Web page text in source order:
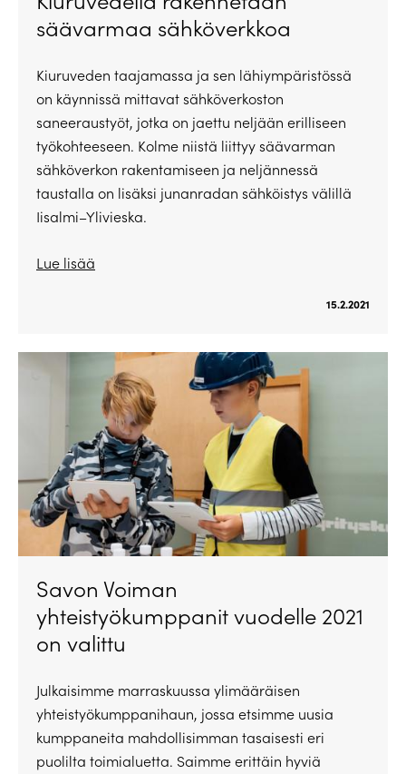
säävarmaa sähköverkkoa
Kiuruveden taajamassa ja sen lähiympäristössä
on käynnissä mittavat sähköverkoston
saneeraustyöt, jotka on jaettu neljään erilliseen
työkohteeseen. Kolme niistä liittyy säävarman
sähköverkon rakentamiseen ja neljännessä
taustalla on lisäksi junanradan sähköistys välillä
Iisalmi–Ylivieska.
Lue lisää
15.2.2021
Savon Voiman
yhteistyökumppanit vuodelle 2021
on valittu
Julkaisimme marraskuussa ylimääräisen
yhteistyökumppanihaun, jossa etsimme uusia
kumppaneita mahdollisimman tasaisesti eri
puolilta toimialuetta. Saimme erittäin hyviä